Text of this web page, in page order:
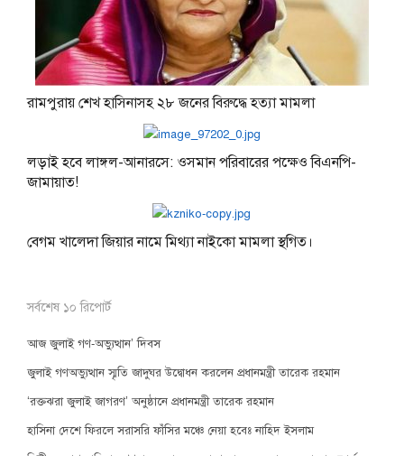
রামপুরায় শেখ হাসিনাসহ ২৮ জনের বিরুদ্ধে হত্যা মামলা
লড়াই হবে লাঙ্গল-আনারসে: ওসমান পরিবারের পক্ষেও বিএনপি-
জামায়াত!
বেগম খালেদা জিয়ার নামে মিথ্যা নাইকো মামলা স্থগিত।
সর্বশেষ ১০ রিপোর্ট
আজ জুলাই গণ-অভ্যুত্থান’ দিবস
জুলাই গণঅভ্যুত্থান স্মৃতি জাদুঘর উদ্বোধন করলেন প্রধানমন্ত্রী তারেক রহমান
‘রক্তঝরা জুলাই জাগরণ’ অনুষ্ঠানে প্রধানমন্ত্রী তারেক রহমান
হাসিনা দেশে ফিরলে সরাসরি ফাঁসির মঞ্চে নেয়া হবেঃ নাহিদ ইসলাম